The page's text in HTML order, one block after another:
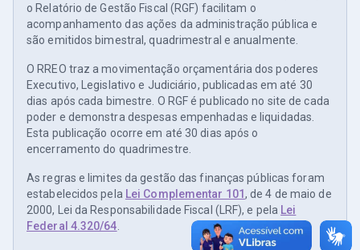
o Relatório de Gestão Fiscal (RGF) facilitam o
acompanhamento das ações da administração pública e
são emitidos bimestral, quadrimestral e anualmente.
O RREO traz a movimentação orçamentária dos poderes
Executivo, Legislativo e Judiciário, publicadas em até 30
dias após cada bimestre. O RGF é publicado no site de cada
poder e demonstra despesas empenhadas e liquidadas.
Esta publicação ocorre em até 30 dias após o
encerramento do quadrimestre.
As regras e limites da gestão das finanças públicas foram
estabelecidos pela Lei Complementar 101, de 4 de maio de
2000, Lei da Responsabilidade Fiscal (LRF), e pela Lei
Federal 4.320/64